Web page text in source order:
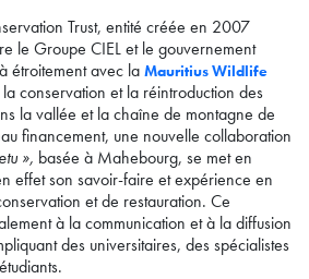
Trust, entité créée en 2007
le Groupe CIEL et le gouvernement
étroitement avec la Mauritius Wildlife
conservation et la réintroduction des
la vallée et la chaîne de montagne de
financement, une nouvelle collaboration
», basée à Mahebourg, se met en
effet son savoir-faire et expérience en
et de restauration. Ce
à la communication et à la diffusion
des universitaires, des spécialistes